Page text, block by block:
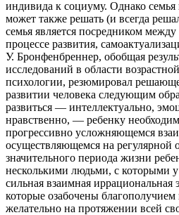
индивида к социуму. Однако семья
может также решать (и всегда
семья является посредником
процессе развития,
У. Бронфенбреннер, обобщая
исследований в области
психологии, резюмировал
развитии человека следующим
развиться — интеллектуально,
нравственно, — ребенку
прогрессивно усложняющемся
осуществляющемся на регулярной
значительного периода жизни
несколькими людьми, с которыми у
сильная взаимная иррациональная
которые озабочены благополучием
желательно на протяжении всей